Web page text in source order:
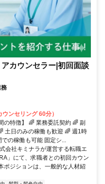
カウンセラー|初回面談
ンセリング 60分）
特徴】 🌈 業務委託契約 🌈 副
土日のみの稼働も歓迎 🌈 週1時
の稼働も可能 固定シ...
会社キミナラが運営する転職エ
」にて、求職者との初回カウン
ポジションは、一般的な人材紹